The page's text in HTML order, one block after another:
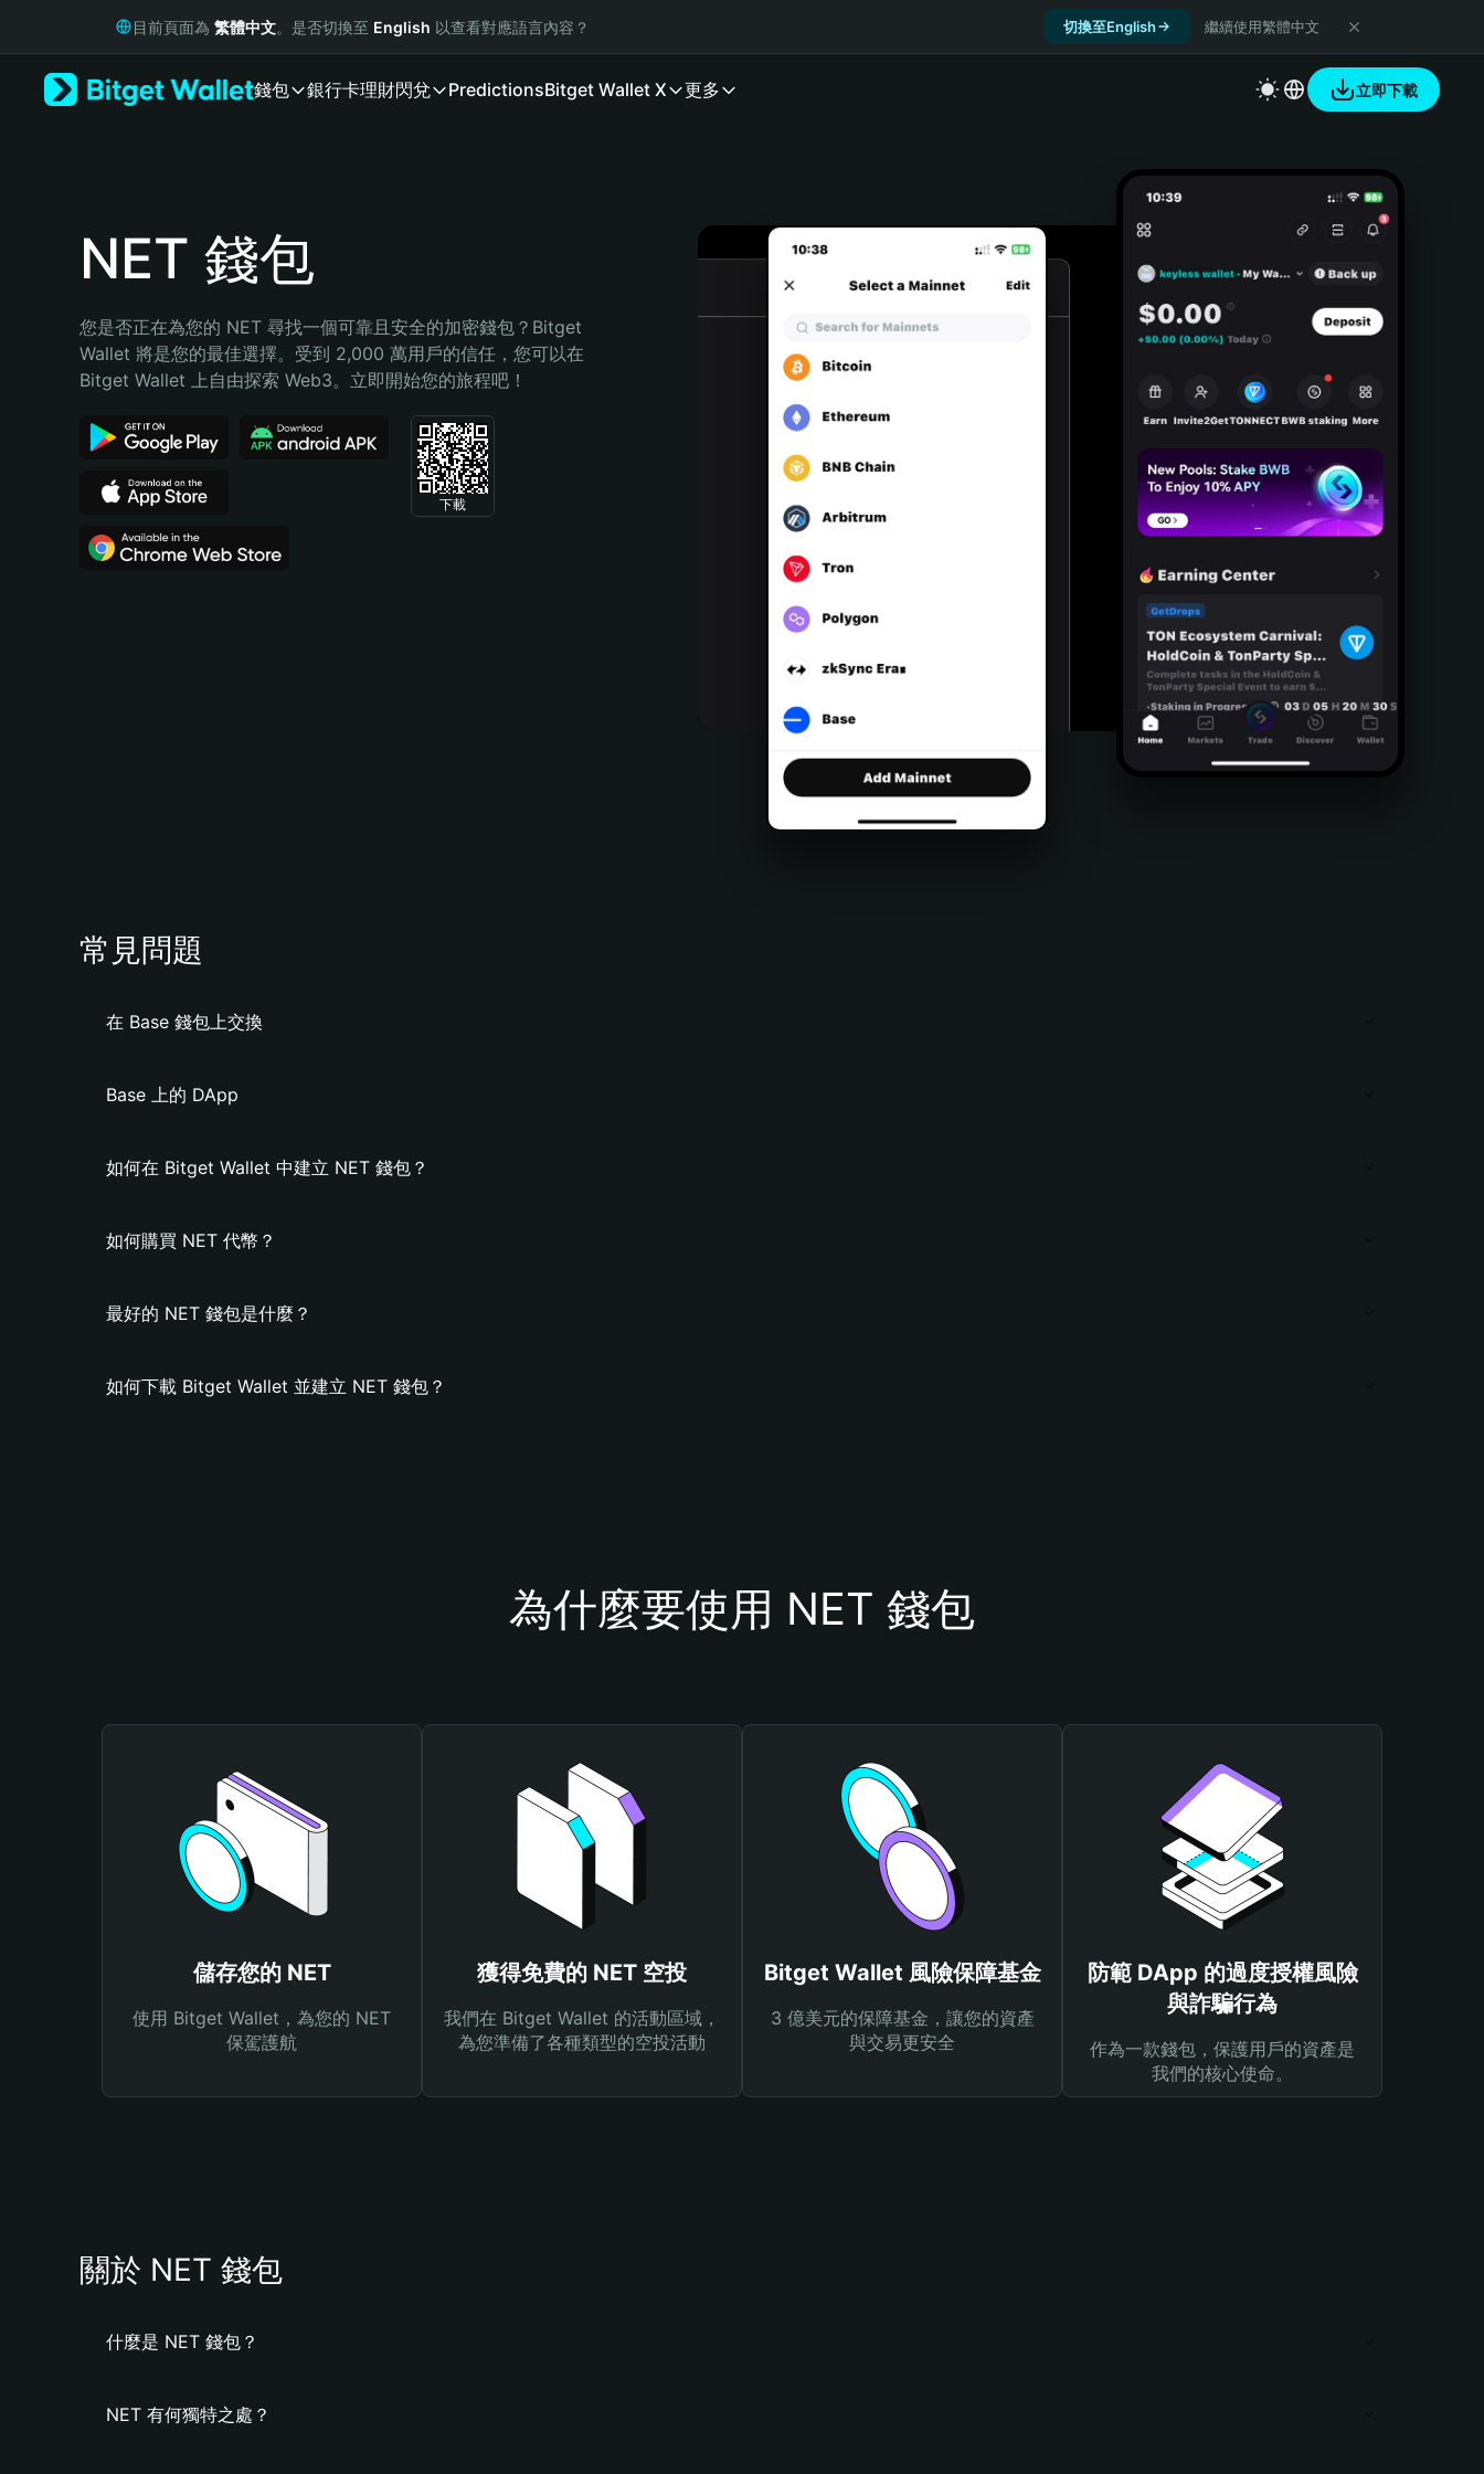
Русский
Bahasa Indonesia
Español (Argentina)
目前頁面為 繁體中文。是否切換至 English 以查看對應語言內容？ 切換至English 繼續使用繁體中文
錢包 銀行卡理財閃兌 PredictionsBitget Wallet X 更多 立即下載
NET 錢包
您是否正在為您的 NET 尋找一個可靠且安全的加密錢包？Bitget
Wallet 將是您的最佳選擇。受到 2,000 萬用戶的信任，您可以在
Bitget Wallet 上自由探索 Web3。立即開始您的旅程吧！
下載
常見問題
在 Base 錢包上交換
Base 上的 DApp
如何在 Bitget Wallet 中建立 NET 錢包？
如何購買 NET 代幣？
最好的 NET 錢包是什麼？
如何下載 Bitget Wallet 並建立 NET 錢包？
為什麼要使用 NET 錢包
儲存您的 NET
使用 Bitget Wallet，為您的 NET
保駕護航
獲得免費的 NET 空投
我們在 Bitget Wallet 的活動區域，
為您準備了各種類型的空投活動
Bitget Wallet 風險保障基金
3 億美元的保障基金，讓您的資產
與交易更安全
防範 DApp 的過度授權風險
與詐騙行為
作為一款錢包，保護用戶的資產是
我們的核心使命。
關於 NET 錢包
什麼是 NET 錢包？
NET 有何獨特之處？